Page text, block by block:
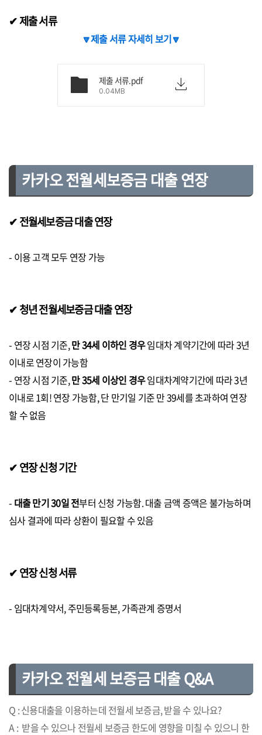
✔ 제출 서류
🔽제출 서류 자세히 보기🔽
제출 서류.pdf
0.04MB
카카오 전월세보증금 대출 연장
✔ 전월세보증금 대출 연장
- 이용 고객 모두 연장 가능
✔ 청년 전월세보증금 대출 연장
- 연장 시점 기준,만 34세 이하인 경우임대차 계약기간에 따라 3년
이내로 연장이 가능함
- 연장 시점 기준,만 35세 이상인 경우임대차계약기간에 따라 3년
이내로 1회! 연장 가능함, 단 만기일 기준 만 39세를 초과하여 연장
할 수 없음
✔ 연장 신청 기간
- 대출 만기 30일 전부터 신청 가능함. 대출 금액 증액은 불가능하며
심사 결과에 따라 상환이 필요할 수 있음
✔ 연장 신청 서류
- 임대차계약서, 주민등록등본, 가족관계 증명서
카카오 전월세 보증금 대출 Q&A
Q : 신용대출을 이용하는데 전월세 보증금, 받을 수 있나요?
A : 받을 수 있으나 전월세 보증금 한도에 영향을 미칠 수 있으니 한